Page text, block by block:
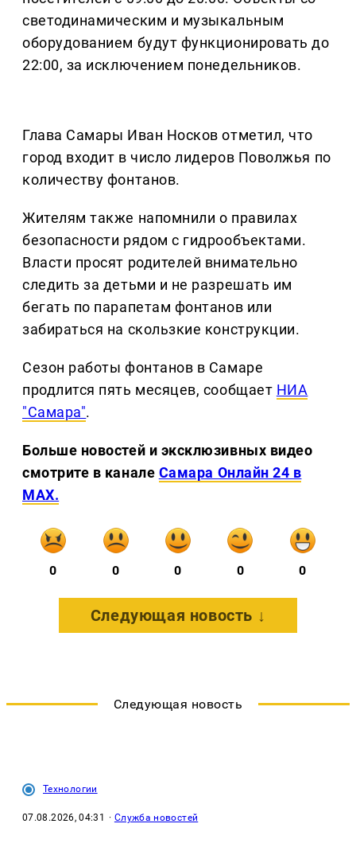
светодинамическим и музыкальным
оборудованием будут функционировать до
22:00, за исключением понедельников.
Глава Самары Иван Носков отметил, что
город входит в число лидеров Поволжья по
количеству фонтанов.
Жителям также напомнили о правилах
безопасности рядом с гидрообъектами.
Власти просят родителей внимательно
следить за детьми и не разрешать им
бегать по парапетам фонтанов или
забираться на скользкие конструкции.
Сезон работы фонтанов в Самаре
продлится пять месяцев, сообщает НИА
"Самара".
Больше новостей и эксклюзивных видео
смотрите в канале Самара Онлайн 24 в
MAX.
0 0 0 0 0
Следующая новость ↓
Следующая новость
Технологии
07.08.2026, 04:31 · Служба новостей